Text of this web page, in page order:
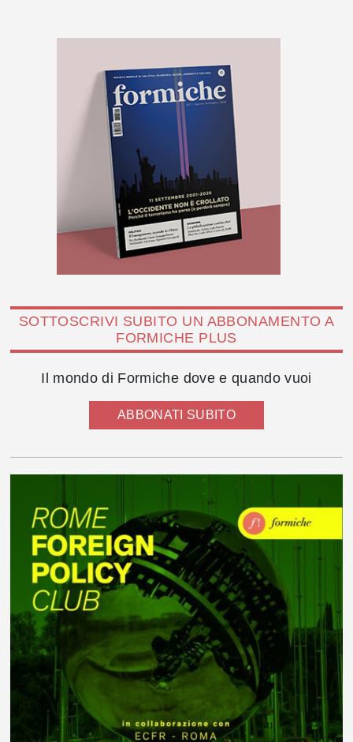
SOTTOSCRIVI SUBITO UN ABBONAMENTO A
FORMICHE PLUS
Il mondo di Formiche dove e quando vuoi
ABBONATI SUBITO